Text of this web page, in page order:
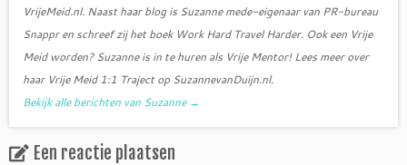
VrijeMeid.nl. Naast haar blog is Suzanne mede-eigenaar van PR-bureau
Snappr en schreef zij het boek Work Hard Travel Harder. Ook een Vrije
Meid worden? Suzanne is in te huren als Vrije Mentor! Lees meer over
haar Vrije Meid 1:1 Traject op SuzannevanDuijn.nl.
Bekijk alle berichten van Suzanne →
Een reactie plaatsen